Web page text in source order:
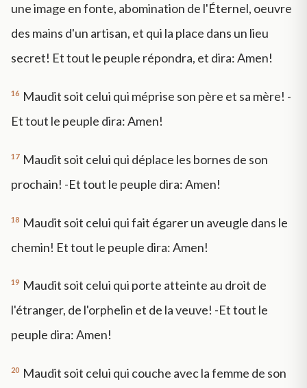
une image en fonte, abomination de l'Éternel, oeuvre
des mains d'un artisan, et qui la place dans un lieu
secret! Et tout le peuple répondra, et dira: Amen!
16 Maudit soit celui qui méprise son père et sa mère! -
Et tout le peuple dira: Amen!
17 Maudit soit celui qui déplace les bornes de son
prochain! -Et tout le peuple dira: Amen!
18 Maudit soit celui qui fait égarer un aveugle dans le
chemin! Et tout le peuple dira: Amen!
19 Maudit soit celui qui porte atteinte au droit de
l'étranger, de l'orphelin et de la veuve! -Et tout le
peuple dira: Amen!
20 Maudit soit celui qui couche avec la femme de son